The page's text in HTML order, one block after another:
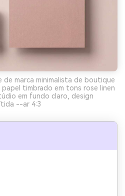
marca minimalista de boutique
timbrado em tons rose linen
em fundo claro, design
--ar 4:3